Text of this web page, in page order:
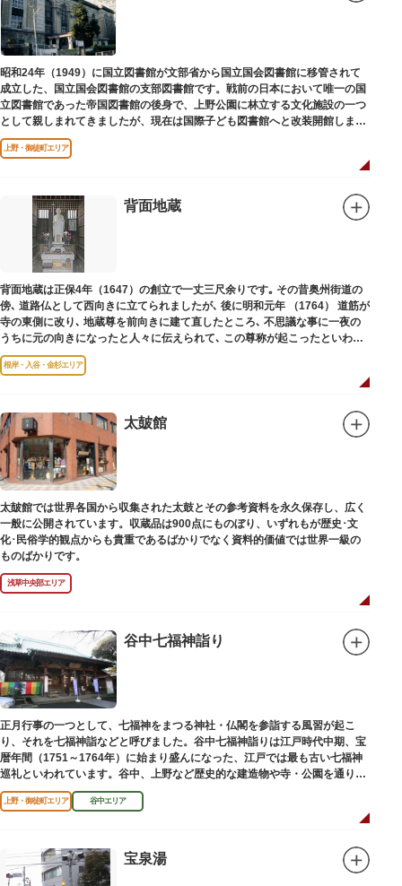
昭和24年（1949）に国立図書館が文部省から国立国会図書館に移管されて
成立した、国立国会図書館の支部図書館です。戦前の日本において唯一の国
立図書館であった帝国図書館の後身で、上野公園に林立する文化施設の一つ
として親しまれてきましたが、現在は国際子ども図書館へと改装開館しまし
た。
上野・御徒町エリア
背面地蔵
背面地蔵は正保4年（1647）の創立で一丈三尺余りです｡ その昔奥州街道の
傍､ 道路仏として西向きに立てられましたが､ 後に明和元年 （1764） 道筋が
寺の東側に改り､ 地蔵尊を前向きに建て直したところ､ 不思議な事に一夜の
うちに元の向きになったと人々に伝えられて､ この尊称が起こったといわれ
ています｡薬王寺（やくおうじ）にあります。
根岸・入谷・金杉エリア
太皷館
太皷館では世界各国から収集された太鼓とその参考資料を永久保存し、広く
一般に公開されています。収蔵品は900点にものぼり、いずれもが歴史･文
化･民俗学的観点からも貴重であるばかりでなく資料的価値では世界一級の
ものばかりです。
浅草中央部エリア
谷中七福神詣り
正月行事の一つとして、七福神をまつる神社・仏閣を参詣する風習が起こ
り、それを七福神詣などと呼びました。谷中七福神詣りは江戸時代中期、宝
暦年間（1751～1764年）に始まり盛んになった、江戸では最も古い七福神
巡礼といわれています。谷中、上野など歴史的な建造物や寺・公園を通りな
がら、ゆっくりと一日散策が楽しめるコースになっています。
上野・御徒町エリア 谷中エリア
宝泉湯